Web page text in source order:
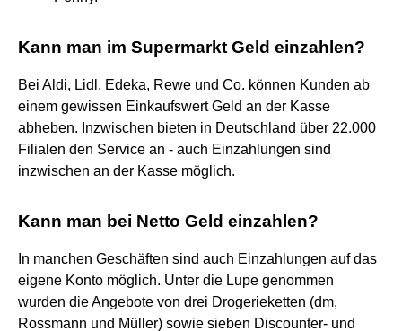
Kann man im Supermarkt Geld einzahlen?
Bei Aldi, Lidl, Edeka, Rewe und Co. können Kunden ab
einem gewissen Einkaufswert Geld an der Kasse
abheben. Inzwischen bieten in Deutschland über 22.000
Filialen den Service an - auch Einzahlungen sind
inzwischen an der Kasse möglich.
Kann man bei Netto Geld einzahlen?
In manchen Geschäften sind auch Einzahlungen auf das
eigene Konto möglich. Unter die Lupe genommen
wurden die Angebote von drei Drogerieketten (dm,
Rossmann und Müller) sowie sieben Discounter- und